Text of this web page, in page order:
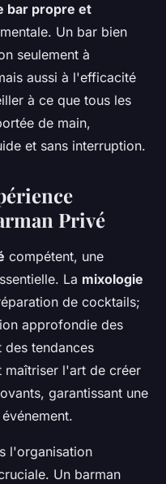
bar propre et
Un bar bien
seulement à
aussi à l'efficacité
à ce que tous les
de main,
et sans interruption.
Privé
compétent, une
La mixologie
de cocktails;
approfondie des
des tendances
maîtriser l'art de créer
garantissant une
l'organisation
Un barman